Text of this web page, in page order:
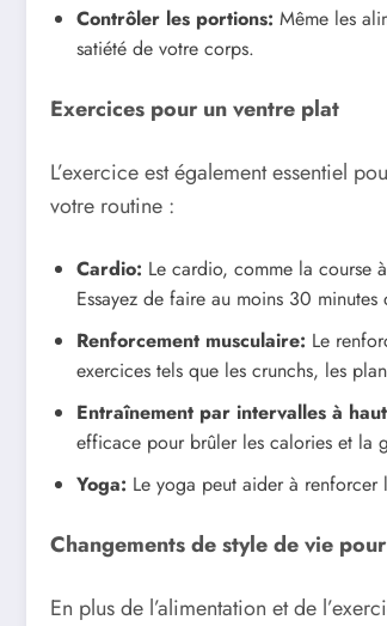
Contrôler les portions: Même les
satiété de votre corps.
Exercices pour un ventre plat
L’exercice est également essentiel
votre routine :
Cardio: Le cardio, comme la course
Essayez de faire au moins 30
Renforcement musculaire: Le
exercices tels que les crunchs, les
Entraînement par intervalles à
efficace pour brûler les calories et la
Yoga: Le yoga peut aider à
Changements de style de vie
En plus de l’alimentation et de